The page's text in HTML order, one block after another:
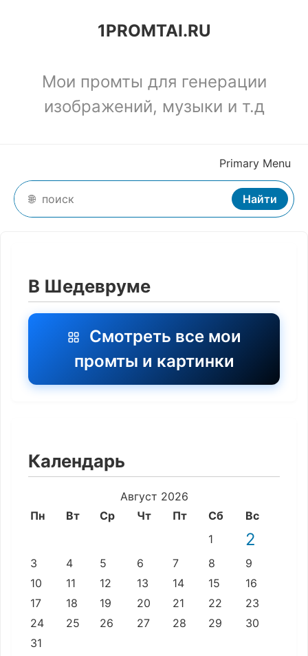
content
1PROMTAI.RU
Мои промты для генерации
изображений, музыки и т.д
Primary Menu
Search
Найти
В Шедевруме
Смотреть все мои
промты и картинки
Календарь
Август 2026
Пн
Вт Ср Чт Пт Сб
Вс
1
2
3 4 5 6 7 8
9
10
11 12 13 14 15
16
17
18 19 20 21 22
23
24
25 26 27 28 29
30
31